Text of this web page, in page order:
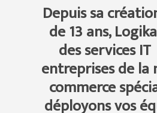
Depuis sa
de 13 ans,
des services
entreprises de la
commerce
déployons vos